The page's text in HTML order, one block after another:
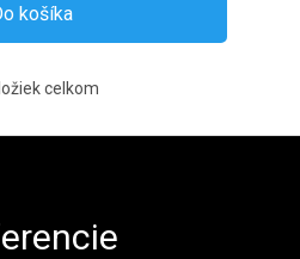
košíka
Ovládacie prvky výpisu
celkom